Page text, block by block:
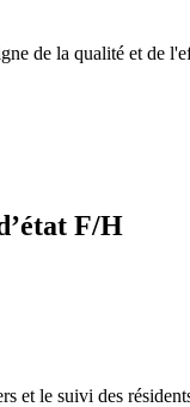
de la qualité et de
F/H
et le suivi des